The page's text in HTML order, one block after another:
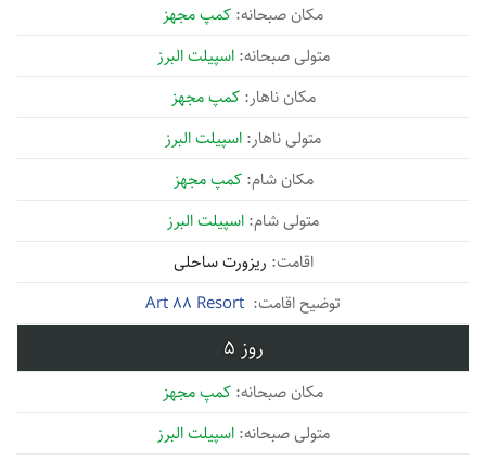
کمپ مجهز
اسپیلت البرز
کمپ مجهز
اسپیلت البرز
کمپ مجهز
اسپیلت البرز
ریزورت ساحلی
Art 88 Resort
5
کمپ مجهز
اسپیلت البرز